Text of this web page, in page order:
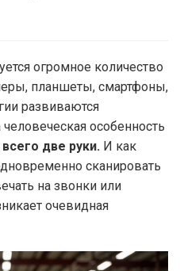
огромное количество
планшеты, смартфоны,
развиваются
особенность
всего две руки. И как
сканировать
на звонки или
очевидная